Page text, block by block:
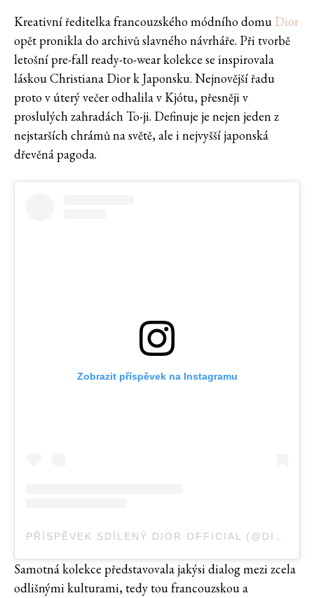
Kreativní ředitelka francouzského módního domu Dior
opět pronikla do archivů slavného návrháře. Při tvorbě
letošní pre-fall ready-to-wear kolekce se inspirovala
láskou Christiana Dior k Japonsku. Nejnovější řadu
proto v úterý večer odhalila v Kjótu, přesněji v
proslulých zahradách To-ji. Definuje je nejen jeden z
nejstarších chrámů na světě, ale i nejvyšší japonská
dřevěná pagoda.
Zobrazit příspěvek na Instagramu
PŘÍSPĚVEK SDÍLENÝ DIOR OFFICIAL (@DIOR)
Samotná kolekce představovala jakýsi dialog mezi zcela
odlišnými kulturami, tedy tou francouzskou a